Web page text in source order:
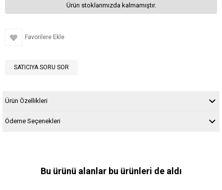
Ürün stoklarımızda kalmamıştır.
Favorilere Ekle
SATICIYA SORU SOR
Ürün Özellikleri
Ödeme Seçenekleri
Bu ürünü alanlar bu ürünleri de aldı